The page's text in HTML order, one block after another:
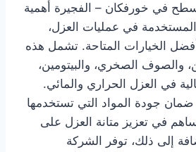
في خورفكان – الفجيرة أهمية
المستخدمة في عمليات العزل،
الخيارات المتاحة. تشمل هذه
والصوف الصخري، والبيتومين،
في العزل الحراري والمائي.
جودة المواد التي تستخدمها
في تعزيز متانة العزل على
إلى ذلك، توفر الشركة